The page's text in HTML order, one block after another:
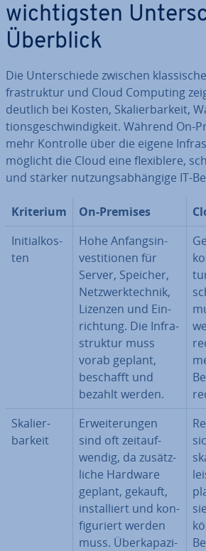
wich­tigs­ten
Überblick
Die Un­ter­schie­de zwischen
fra­struk­tur und Cloud Computing
deutlich bei Kosten, Ska­lier­bar­keit,
ti­ons­ge­schwin­dig­keit. Während On-
mehr Kontrolle über die eigene
mög­licht die Cloud eine fle­xi­ble­re,
und stärker nut­zungs­ab­hän­gi­ge IT-
Kriterium On-Premises
In­iti­al­kos­
ten
Hohe An­fangs­in­
ves­ti­tio­nen für
Server, Speicher,
Netz­werk­tech­nik,
Lizenzen und Ein­
rich­tung. Die In­fra­
struk­tur muss
vorab geplant,
beschafft und
bezahlt werden.
Ska­lier­
bar­keit
Er­wei­te­run­gen
sind oft zeit­auf­
wen­dig, da zu­sätz­
li­che Hardware
geplant, gekauft,
in­stal­liert und kon­
fi­gu­riert werden
muss. Über­ka­pa­zi­